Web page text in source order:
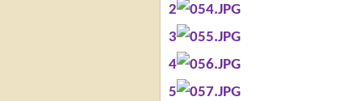
2
3
4
5